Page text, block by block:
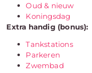
Oud & nieuw
Koningsdag
Extra handig (bonus):
Tankstations
Parkeren
Zwembad